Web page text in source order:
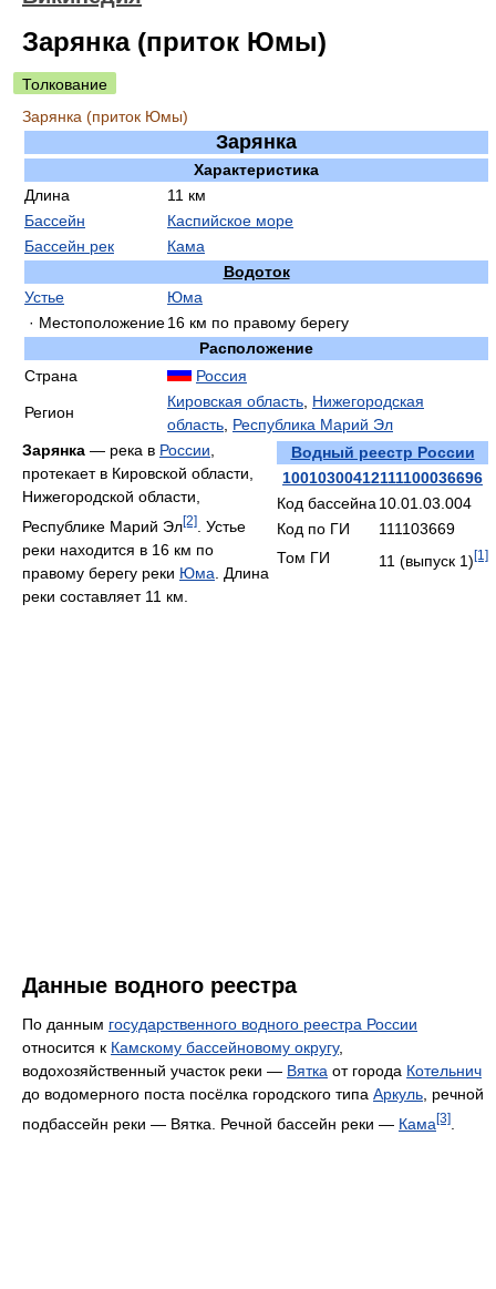
Зарянка (приток Юмы)
Толкование
Зарянка (приток Юмы)
Зарянка
Характеристика
Длина
11 км
Бассейн
Каспийское море
Бассейн рек
Кама
Водоток
Устье
Юма
· Местоположение16 км по правому берегу
Расположение
Страна
Россия
Регион
Кировская область Нижегородская
область Республика Марий Эл
Водный реестр России
10010300412111100036696
Код бассейна 10.01.03.004
Код по ГИ
111103669
Том ГИ
11 (выпуск 1)[1]
Зарянка — река в России
протекает в Кировской области,
Нижегородской области,
Республике Марий Эл[2]
. Устье
реки находится в 16 км по
правому берегу реки Юма . Длина
реки составляет 11 км.
Данные водного реестра
По данным государственного водного реестра России
относится к Камскому бассейновому округу,
водохозяйственный участок реки — Вятка от города Котельнич
до водомерного поста посёлка городского типа Аркуль , речной
подбассейн реки — Вятка. Речной бассейн реки — Кама[3]